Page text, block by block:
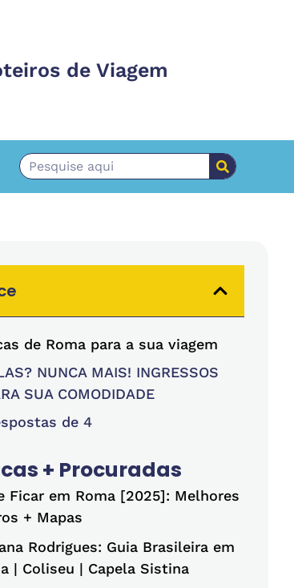
de Viagem
de Roma para a sua viagem
NUNCA MAIS! INGRESSOS
SUA COMODIDADE
de 4
+ Procuradas
Ficar em Roma [2025]: Melhores
+ Mapas
Rodrigues: Guia Brasileira em
| Coliseu | Capela Sistina